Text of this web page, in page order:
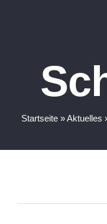
Startseite »Aktuelles